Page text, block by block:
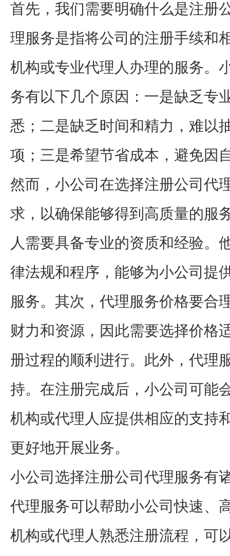
首先，我们需要明确什么是注册
理服务是指将公司的注册手续和
机构或专业代理人办理的服务。
务有以下几个原因：一是缺乏专
悉；二是缺乏时间和精力，难以
项；三是希望节省成本，避免因
然而，小公司在选择注册公司代
求，以确保能够得到高质量的服
人需要具备专业的资质和经验。
律法规和程序，能够为小公司提
服务。其次，代理服务价格要合
财力和资源，因此需要选择价格
册过程的顺利进行。此外，代理
持。在注册完成后，小公司可能
机构或代理人应提供相应的支持
更好地开展业务。
小公司选择注册公司代理服务有
代理服务可以帮助小公司快速、
机构或代理人熟悉注册流程，可